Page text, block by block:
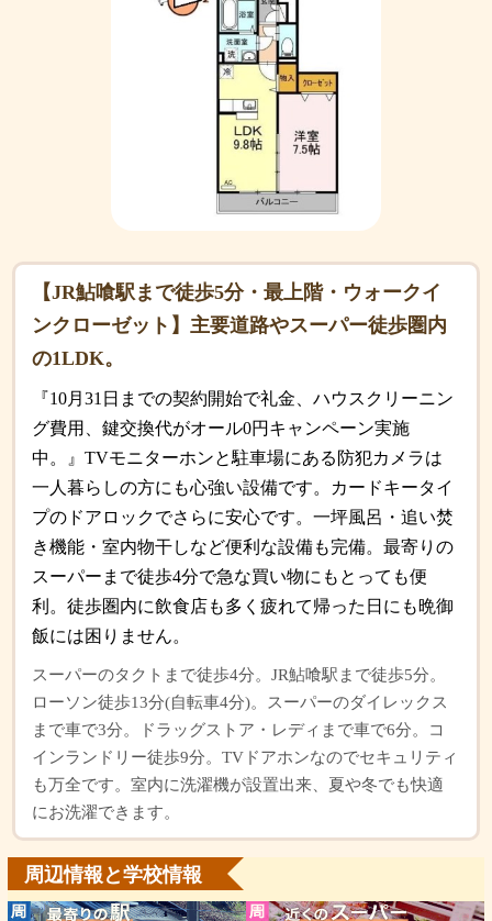
【JR鮎喰駅まで徒歩5分・最上階・ウォークイ
ンクローゼット】主要道路やスーパー徒歩圏内
の1LDK。
『10月31日までの契約開始で礼金、ハウスクリーニン
グ費用、鍵交換代がオール0円キャンペーン実施
中。』TVモニターホンと駐車場にある防犯カメラは
一人暮らしの方にも心強い設備です。カードキータイ
プのドアロックでさらに安心です。一坪風呂・追い焚
き機能・室内物干しなど便利な設備も完備。最寄りの
スーパーまで徒歩4分で急な買い物にもとっても便
利。徒歩圏内に飲食店も多く疲れて帰った日にも晩御
飯には困りません。
スーパーのタクトまで徒歩4分。JR鮎喰駅まで徒歩5分。
ローソン徒歩13分(自転車4分)。スーパーのダイレックス
まで車で3分。ドラッグストア・レディまで車で6分。コ
インランドリー徒歩9分。TVドアホンなのでセキュリティ
も万全です。室内に洗濯機が設置出来、夏や冬でも快適
にお洗濯できます。
周辺情報と学校情報